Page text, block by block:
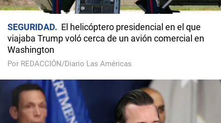
SEGURIDAD
El helicóptero presidencial en el que
viajaba Trump voló cerca de un avión comercial en
Washington
Por REDACCIÓN/Diario Las Américas